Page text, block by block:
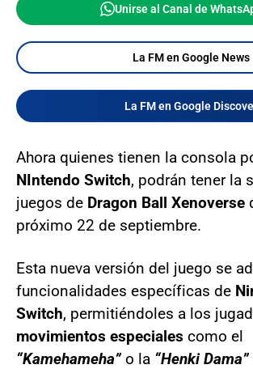
Unirse al Canal de
La FM en Google News
La FM en Google
Ahora quienes tienen la consola
NIntendo Switch, podrán tener la
juegos de Dragon Ball Xenoverse
próximo 22 de septiembre.
Esta nueva versión del juego se
funcionalidades específicas de
Switch, permitiéndoles a los
movimientos especiales como el
“Kamehameha” o la “Henki Dama”